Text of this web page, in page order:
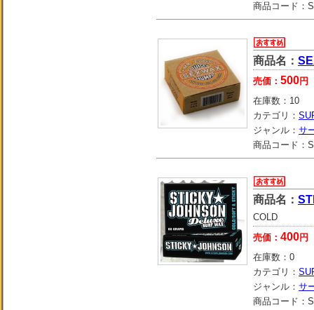
商品コード：
商品名：
売価： 500円
在庫数： 10
カテゴリ：
ジャンル： サ
商品コード：
商品名：
COLD
売価： 400円
在庫数： 0
カテゴリ：
ジャンル： サ
商品コード：